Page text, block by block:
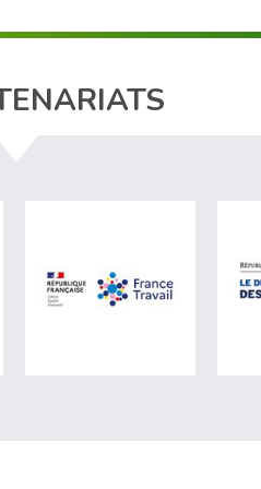
fenêtre)
les site de Fiphfp (nouvelle fenêtre)
visiter les